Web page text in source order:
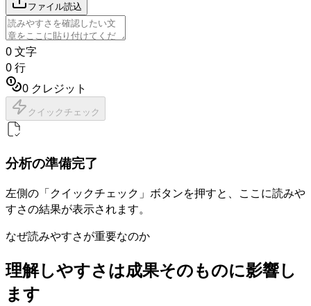
ファイル読込
0文字
0行
0 クレジット
クイックチェック
分析の準備完了
左側の「クイックチェック」ボタンを押すと、ここに読みや
すさの結果が表示されます。
なぜ読みやすさが重要なのか
理解しやすさは成果そのものに影響し
ます